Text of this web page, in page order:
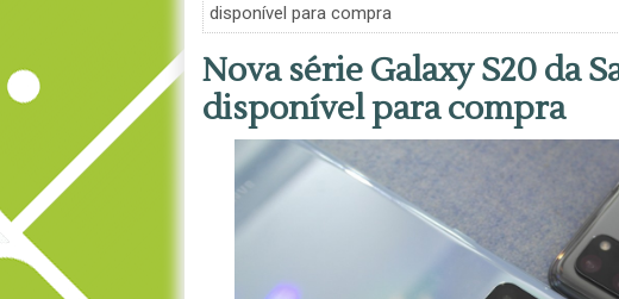
disponível para compra
Nova série Galaxy S20 da
disponível para compra